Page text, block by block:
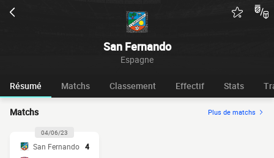
San Fernando
Espagne
Résumé Matchs Classement Effectif Stats
Matchs Plus de matchs
04/06/23
San Fernando 4